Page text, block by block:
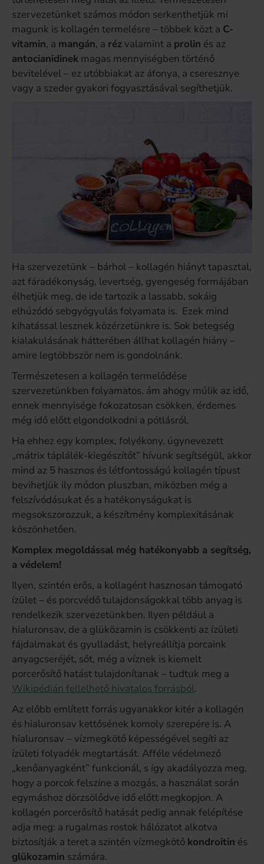
szervezetünket számos módon serkenthetjük mi
magunk is kollagén termelésre – többek közt a C-
vitamin, a mangán, a rézvalamint a prolin és az
antocianidinek magas mennyiségben történő
bevitelével – ez utóbbiakat az áfonya, a cseresznye
vagy a szeder gyakori fogyasztásával segíthetjük.
Ha szervezetünk – bárhol – kollagén hiányt tapasztal,
azt fáradékonyság, levertség, gyengeség formájában
élhetjük meg, de ide tartozik a lassabb, sokáig
elhúzódó sebgyógyulás folyamata is. Ezek mind
kihatással lesznek közérzetünkre is. Sok betegség
kialakulásának hátterében állhat kollagén hiány –
amire legtöbbször nem is gondolnánk.
Természetesen a kollagén termelődése
szervezetünkben folyamatos, ám ahogy múlik az idő,
ennek mennyisége fokozatosan csökken, érdemes
még idő előtt elgondolkodni a pótlásról.
Ha ehhez egy komplex, folyékony, úgynevezett
„mátrix táplálék-kiegészítőt” hívunk segítségül, akkor
mind az 5 hasznos és létfontosságú kollagén típust
bevihetjük ily módon pluszban, miközben még a
felszívódásukat és a hatékonyságukat is
megsokszorozzuk, a készítmény komplexitásának
köszönhetően.
Komplex megoldással még hatékonyabb a segítség,
a védelem!
Ilyen, szintén erős, a kollagént hasznosan támogató
ízület – és porcvédő tulajdonságokkal több anyag is
rendelkezik szervezetünkben. Ilyen például a
hialuronsav, de a glüközamin is csökkenti az ízületi
fájdalmakat és gyulladást, helyreállítja porcaink
anyagcseréjét, sőt, még a víznek is kiemelt
porcerősítő hatást tulajdonítanak – tudtuk meg a
Wikipédián fellelhető hivatalos forrásból.
Az előbb említett forrás ugyanakkor kitér a kollagén
és hialuronsav kettősének komoly szerepére is. A
hialuronsav – vízmegkötő képességével segíti az
ízületi folyadék megtartását. Afféle védelmező
„kenőanyagként” funkcionál, s így akadályozza meg,
hogy a porcok felszíne a mozgás, a használat során
egymáshoz dörzsölődve idő előtt megkopjon. A
kollagén porcerősítő hatását pedig annak felépítése
adja meg: a rugalmas rostok hálózatot alkotva
biztosítják a teret a szintén vízmegkötő kondroitin és
glükozamin számára.